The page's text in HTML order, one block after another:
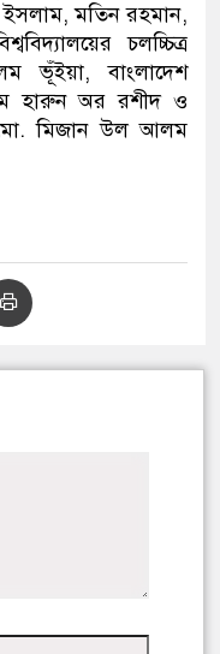
বিদেশি পিস্তল, ম্যাগাজিন
গ্যাংয়ের চার শিশু আটক
প্রস্তুতিকালে দুইজনকে
ইসলাম, মতিন রহমান,
চলচ্চিত্র
ভূঁইয়া, বাংলাদেশ
হারুন অর রশীদ ও
মো. মিজান উল আলম